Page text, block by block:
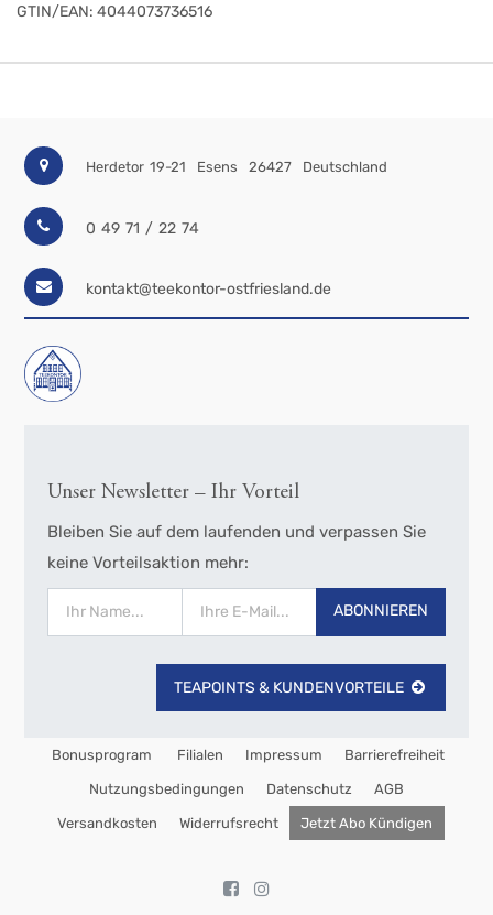
GTIN/EAN: 4044073736516
Herdetor 19-21 Esens 26427 Deutschland
0 49 71 / 22 74
kontakt@teekontor-ostfriesland.de
Unser Newsletter – Ihr Vorteil
Bleiben Sie auf dem laufenden und verpassen Sie
keine Vorteilsaktion mehr:
ABONNIEREN
TEAPOINTS & KUNDENVORTEILE
Bonusprogram Filialen Impressum Barrierefreiheit
Nutzungsbedingungen Datenschutz AGB
Versandkosten Widerrufsrecht Jetzt Abo Kündigen